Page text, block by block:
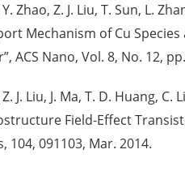
Zhao, Z. J. Liu, T. Sun, L.
Mechanism of Cu
ACS Nano, Vol. 8, No. 12,
J. Liu, J. Ma, T. D. Huang,
Field-Effect
104, 091103, Mar. 2014.